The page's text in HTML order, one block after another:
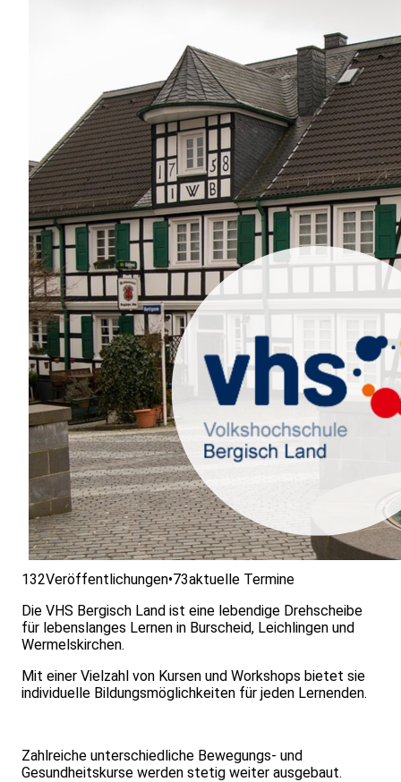
132Veröffentlichungen•73aktuelle Termine
Die VHS Bergisch Land ist eine lebendige Drehscheibe
für lebenslanges Lernen in Burscheid, Leichlingen und
Wermelskirchen.
Mit einer Vielzahl von Kursen und Workshops bietet sie
individuelle Bildungsmöglichkeiten für jeden Lernenden.
Zahlreiche unterschiedliche Bewegungs- und
Gesundheitskurse werden stetig weiter ausgebaut.